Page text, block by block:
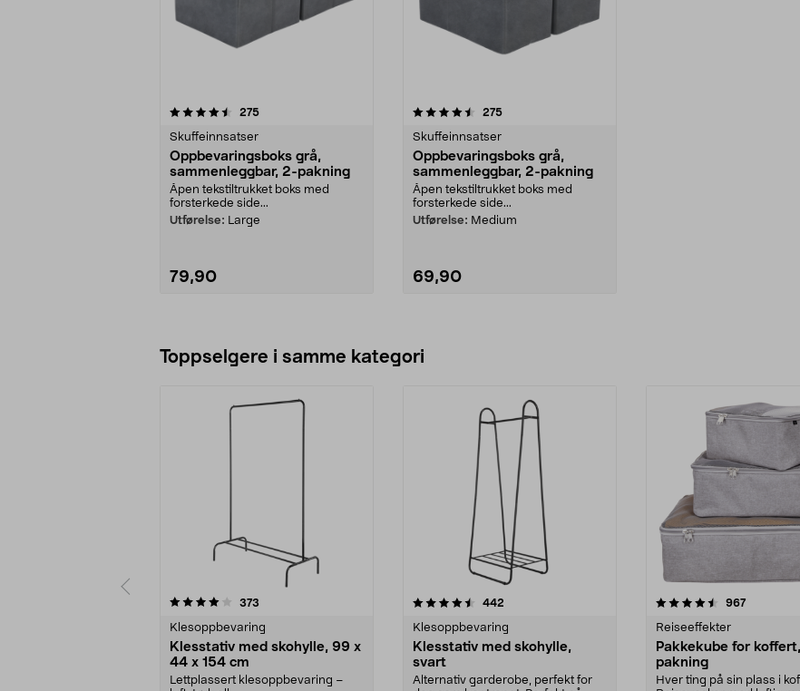
275anmeldelser
Skuffeinnsatser
Oppbevaringsboks grå,
sammenleggbar, 2-pakning
Åpen tekstiltrukket boks med
forsterkede side...
Utførelse: Large
79,90
4.5av 5 stjerner 275anmeldelser
Skuffeinnsatser
Oppbevaringsboks grå,
sammenleggbar, 2-pakning
Åpen tekstiltrukket boks med
forsterkede side...
Utførelse: Medium
69,90
Toppselgere i samme kategori
373
Klesoppbevaring
Klesstativ med skohylle, 99 x
44 x 154 cm
Lettplassert klesoppbevaring –
4.5 av 5 stjerner 442
Klesoppbevaring
Klesstativ med skohylle,
svart
Alternativ garderobe, perfekt for
4.5 av 5 stjerner 967
Reiseeffekter
Pakkekube for
pakning
Hver ting på sin plass i
4.0 av 5 stjerner